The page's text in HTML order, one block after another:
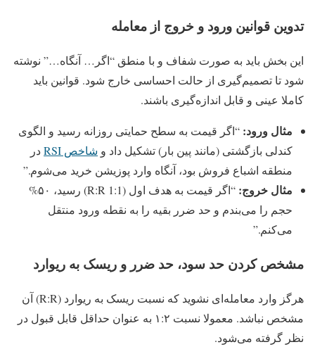
تدوین قوانین ورود و خروج از معامله
این بخش باید به صورت شفاف و با منطق “اگر… آنگاه…” نوشته
شود تا تصمیم‌گیری از حالت احساسی خارج شود. قوانین باید
کاملا عینی و قابل اندازه‌گیری باشند.
مثال ورود: “اگر قیمت به سطح حمایتی روزانه رسید و الگوی
کندلی بازگشتی (مانند پین بار) تشکیل داد و شاخص RSI
در
منطقه اشباع فروش بود، آنگاه وارد پوزیشن خرید می‌شوم.”
مثال خروج:
“اگر قیمت به هدف اول (R:R 1:1) رسید، ۵۰%
حجم را می‌بندم و حد ضرر بقیه را به نقطه ورود منتقل
می‌کنم.”
مشخص کردن حد سود، حد ضرر و ریسک به ریوارد
هرگز وارد معامله‌ای نشوید که نسبت ریسک به ریوارد (R:R) آن
مشخص نباشد. معمولا نسبت ۱:۲ به عنوان حداقل قابل قبول در
نظر گرفته می‌شود.